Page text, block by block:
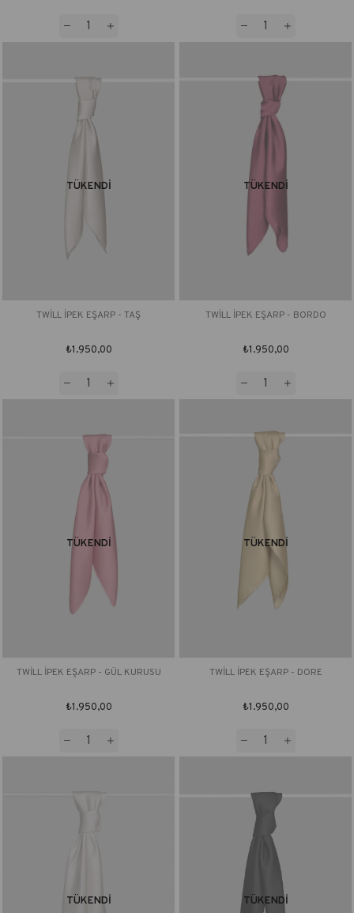
TÜKENDI
TWİLL İPEK EŞARP - TAŞ
₺1.950,00
TÜKENDI
TWİLL İPEK EŞARP - BORDO
₺1.950,00
TÜKENDI
TWİLL İPEK EŞARP - GÜL KURUSU
₺1.950,00
TÜKENDI
TWİLL İPEK EŞARP - DORE
₺1.950,00
TÜKENDI TÜKENDI